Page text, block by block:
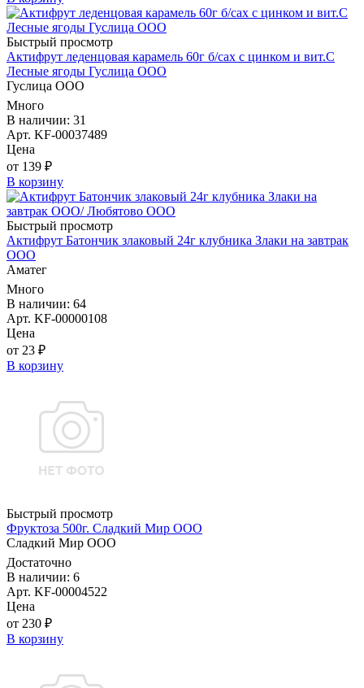
Быстрый просмотр
Актифрут леденцовая карамель 60г б/сах с цинком и вит.С
Лесные ягоды Гуслица ООО
Гуслица ООО
Много
В наличии: 31
Арт. KF-00037489
Цена
от 139 ₽
В корзину
Быстрый просмотр
Актифрут Батончик злаковый 24г клубника Злаки на завтрак
ООО
Аматег
Много
В наличии: 64
Арт. KF-00000108
Цена
от 23 ₽
В корзину
Быстрый просмотр
Фруктоза 500г. Сладкий Мир ООО
Сладкий Мир ООО
Достаточно
В наличии: 6
Арт. KF-00004522
Цена
от 230 ₽
В корзину